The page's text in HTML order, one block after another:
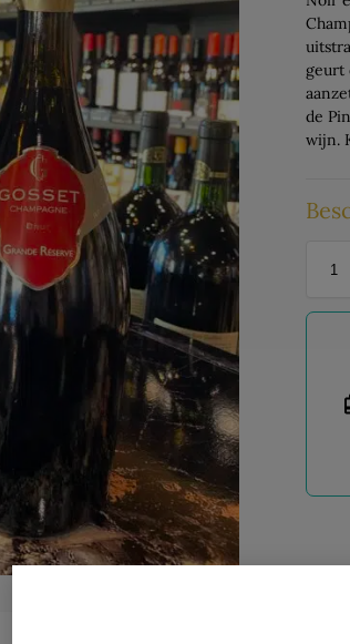
geurt
de
wijn.